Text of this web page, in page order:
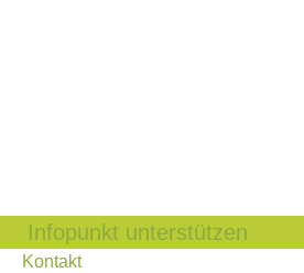
Infopunkt unterstützen
Kontakt